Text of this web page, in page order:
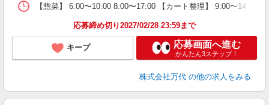
【惣菜】 6:00〜10:00 8:00〜17:00 【カート整理】 9:00〜
応募締め切り2027/02/28 23:59まで
キープ 応募画面へ進む
かんたん3ステップ！
株式会社万代 の他の求人をみる